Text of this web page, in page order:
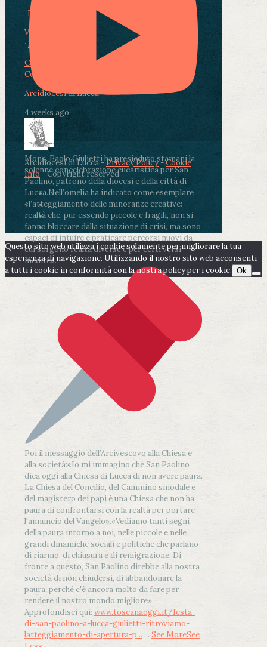
Photo
View on Facebook
· Share
Condividi su Facebook
Condividi su LinkedIn
Arcidiocesi di Lucca
4 weeks ago
Mons. Paolo Giulietti ha presieduto stamani la
solenne concelebrazione eucaristica per San
Paolino, patrono della diocesi e della città di
Lucca.Nell’omelia ha indicato come esemplare
«l’atteggiamento delle minoranze creative:
realtà che, pur essendo piccole e fragili, non si
fanno bloccare dalla situazione di crisi, ma sono
capaci di intuire e praticare percorsi nuovi da
cui sorgono realtà diverse e per certi versi
inedite».
Poi il messaggio dell’Arcivescovo alla Chiesa e
alla società:«Io mi immagino che San Paolino
dica oggi alla Chiesa di Lucca di non avere paura.
La Chiesa del Concilio, del Cammino sinodale e
del magistero dei papi è una Chiesa che non ha
paura di confrontarsi con la realtà per portare
l'annuncio del Vangelo».«Vediamo tanti segni
della paura intorno a noi, nelle piccole e nelle
grandi dinamiche sociali e politiche che parlano
di riarmo, di chiusura e di remigrazione. Di
fronte a questo, San Paolino direbbe alla nostra
società di non chiudersi, di abbandonare la
paura, perché c'è ancora molto da fare per
rendere il nostro mondo migliore»
Approfondisci qui: www.toscanaoggi.it/festa-
di-san-paolino-a-lucca-giulietti-ritroviamo-
latteggiamento-di-apertura-p... ... See MoreSee
Arcidiocesi di Lucca -Privacy Policy-Cookie
Info- Copyright reserved
Questo sito web utilizza i cookie solamente per migliorare la tua
esperienza di navigazione. Utilizzando il nostro sito web acconsenti
a tutti i cookie in conformità con la nostra policy per i cookie. Ok